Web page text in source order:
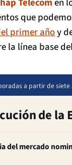
Telecomen
que
primer añoy
la línea base
a partir de
de la
del mercado